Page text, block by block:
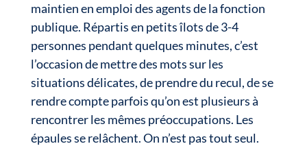
maintien en emploi des agents de la fonction
publique. Répartis en petits îlots de 3-4
personnes pendant quelques minutes, c’est
l’occasion de mettre des mots sur les
situations délicates, de prendre du recul, de se
rendre compte parfois qu’on est plusieurs à
rencontrer les mêmes préoccupations. Les
épaules se relâchent. On n’est pas tout seul.